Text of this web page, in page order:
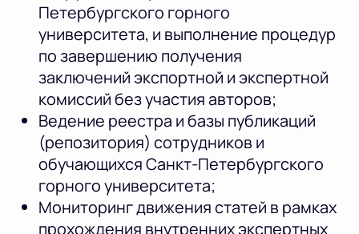
Петербургского горного
университета, и выполнение процедур
по завершению получения
заключений экспортной и экспертной
комиссий без участия авторов;
Ведение реестра и базы публикаций
(репозитория) сотрудников и
обучающихся Санкт-Петербургского
горного университета;
Мониторинг движения статей в рамках
прохождения внутренних экспертных